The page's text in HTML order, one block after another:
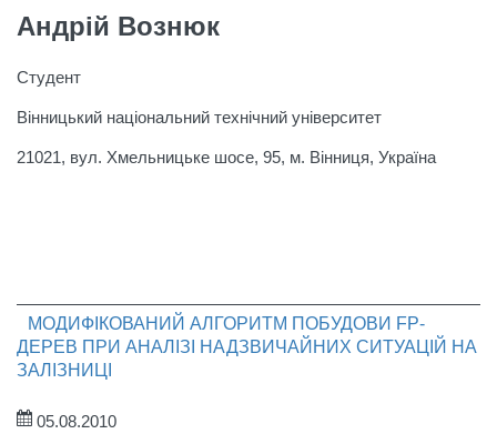
Андрій Вознюк
Студент
Вінницький національний технічний університет
21021, вул. Хмельницьке шосе, 95, м. Вінниця, Україна
МОДИФІКОВАНИЙ АЛГОРИТМ ПОБУДОВИ FP-
ДЕРЕВ ПРИ АНАЛІЗІ НАДЗВИЧАЙНИХ СИТУАЦІЙ НА
ЗАЛІЗНИЦІ
05.08.2010